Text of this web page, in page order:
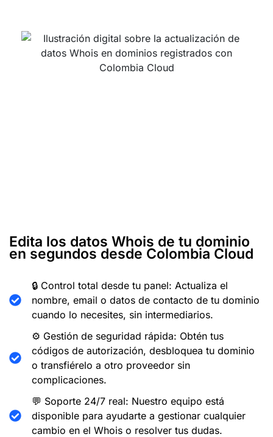
Edita los datos Whois de tu dominio
en segundos desde Colombia Cloud
🔒 Control total desde tu panel: Actualiza el
nombre, email o datos de contacto de tu dominio
cuando lo necesites, sin intermediarios.
⚙️ Gestión de seguridad rápida: Obtén tus
códigos de autorización, desbloquea tu dominio
o transfiérelo a otro proveedor sin
complicaciones.
💬 Soporte 24/7 real: Nuestro equipo está
disponible para ayudarte a gestionar cualquier
cambio en el Whois o resolver tus dudas.